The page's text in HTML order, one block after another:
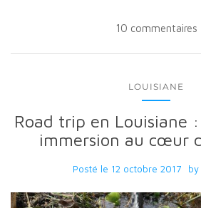
10 commentaires
LOUISIANE
Road trip en Louisiane
immersion au cœur
Posté le 12 octobre 2017 by